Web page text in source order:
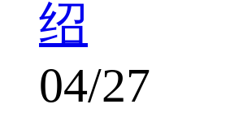
绍
04/27